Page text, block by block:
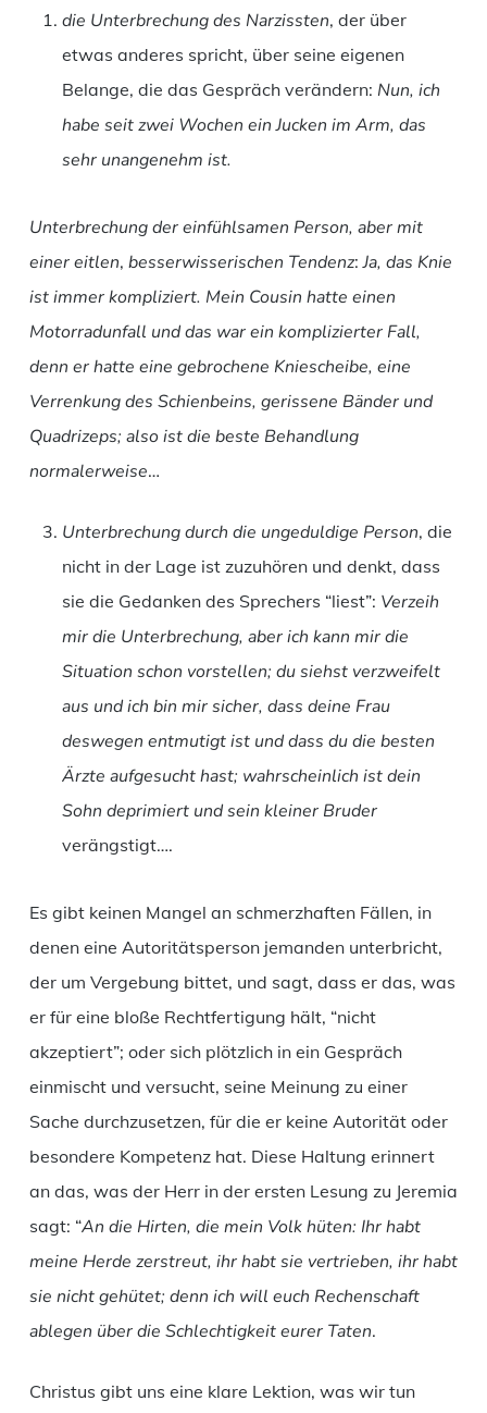
die Unterbrechung des Narzissten, der über
etwas anderes spricht, über seine eigenen
Belange, die das Gespräch verändern: Nun, ich
habe seit zwei Wochen ein Jucken im Arm, das
sehr unangenehm ist.
Unterbrechung der einfühlsamen Person, aber mit
einer eitlen, besserwisserischen Tendenz: Ja, das Knie
ist immer kompliziert. Mein Cousin hatte einen
Motorradunfall und das war ein komplizierter Fall,
denn er hatte eine gebrochene Kniescheibe, eine
Verrenkung des Schienbeins, gerissene Bänder und
Quadrizeps; also ist die beste Behandlung
normalerweise…
Unterbrechung durch die ungeduldige Person, die
nicht in der Lage ist zuzuhören und denkt, dass
sie die Gedanken des Sprechers “liest”: Verzeih
mir die Unterbrechung, aber ich kann mir die
Situation schon vorstellen; du siehst verzweifelt
aus und ich bin mir sicher, dass deine Frau
deswegen entmutigt ist und dass du die besten
Ärzte aufgesucht hast; wahrscheinlich ist dein
Sohn deprimiert und sein kleiner Bruder
verängstigt….
Es gibt keinen Mangel an schmerzhaften Fällen, in
denen eine Autoritätsperson jemanden unterbricht,
der um Vergebung bittet, und sagt, dass er das, was
er für eine bloße Rechtfertigung hält, “nicht
akzeptiert”; oder sich plötzlich in ein Gespräch
einmischt und versucht, seine Meinung zu einer
Sache durchzusetzen, für die er keine Autorität oder
besondere Kompetenz hat. Diese Haltung erinnert
an das, was der Herr in der ersten Lesung zu Jeremia
sagt: “An die Hirten, die mein Volk hüten: Ihr habt
meine Herde zerstreut, ihr habt sie vertrieben, ihr habt
sie nicht gehütet; denn ich will euch Rechenschaft
ablegen über die Schlechtigkeit eurer Taten.
Christus gibt uns eine klare Lektion, was wir tun